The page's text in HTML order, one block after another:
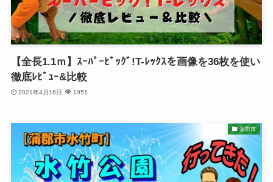
【全長1.1ｍ】ｽｰﾊﾟｰﾋﾞｯｸﾞ!T-ﾚｯｸｽを画像を36枚を使い
徹底ﾚﾋﾞｭｰ&比較
2021年4月16日 1951
蒲郡市